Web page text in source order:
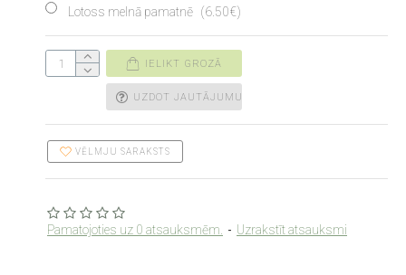
Pamatojoties uz 0 atsauksmēm. - Uzrakstīt atsauksmi
Lotoss melnā pamatnē (6.50€)
IELIKT GROZĀ
UZDOT JAUTĀJUMU
VĒLMJU SARAKSTS